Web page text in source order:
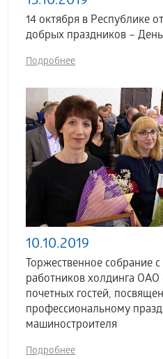
14 октября в Республике
добрых праздников –
Подробнее
10.10.2019
Торжественное собрание
работников холдинга
почетных гостей,
профессиональному
машиностроителя
Подробнее